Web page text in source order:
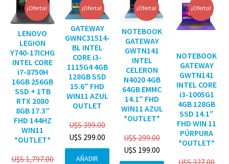
¡Oferta!
LENOVO
LEGION
Y740-17ICHG
INTEL CORE
i7-8750H
16GB 256GB
SSD + 1TB
RTX 2080
8GB 17.3″
FHD 144HZ
WIN11
*OUTLET*
U$S1,797.00
¡Oferta!
GATEWAY
GWNC31514-
BL INTEL
CORE i3-
1115G4 4GB
128GB SSD
15.6″ FHD
WIN11 AZUL
OUTLET
U$S399.00
U$S 299.00
AÑADIR
¡Oferta!
NOTEBOOK
GATEWAY
GWTN141
INTEL
CELERON
N4020 4GB
64GB EMMC
14.1″ FHD
WIN11 AZUL
*OUTLET*
U$S299.00
U$S 199.00
¡Oferta!
NOTEBOOK
GATEWAY
GWTN141
INTEL CORE
i3-1005G1
4GB 128GB
SSD 14.1″
FHD WIN 11
PÚRPURA
*OUTLET*